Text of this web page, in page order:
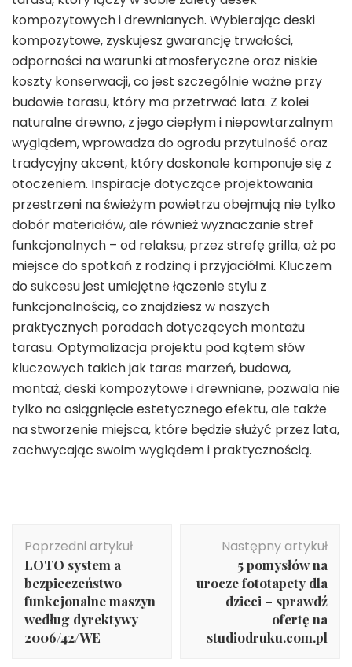
kompozytowych i drewnianych. Wybierając deski
kompozytowe, zyskujesz gwarancję trwałości,
odporności na warunki atmosferyczne oraz niskie
koszty konserwacji, co jest szczególnie ważne przy
budowie tarasu, który ma przetrwać lata. Z kolei
naturalne drewno, z jego ciepłym i niepowtarzalnym
wyglądem, wprowadza do ogrodu przytulność oraz
tradycyjny akcent, który doskonale komponuje się z
otoczeniem. Inspiracje dotyczące projektowania
przestrzeni na świeżym powietrzu obejmują nie tylko
dobór materiałów, ale również wyznaczanie stref
funkcjonalnych – od relaksu, przez strefę grilla, aż po
miejsce do spotkań z rodziną i przyjaciółmi. Kluczem
do sukcesu jest umiejętne łączenie stylu z
funkcjonalnością, co znajdziesz w naszych
praktycznych poradach dotyczących montażu
tarasu. Optymalizacja projektu pod kątem słów
kluczowych takich jak taras marzeń, budowa,
montaż, deski kompozytowe i drewniane, pozwala nie
tylko na osiągnięcie estetycznego efektu, ale także
na stworzenie miejsca, które będzie służyć przez lata,
zachwycając swoim wyglądem i praktycznością.
wpisu
Poprzedni artykuł
LOTO system a
bezpieczeństwo
funkcjonalne maszyn
według dyrektywy
2006/42/WE
Następny artykuł
5 pomysłów na
urocze fototapety dla
dzieci – sprawdź
ofertę na
studiodruku.com.pl